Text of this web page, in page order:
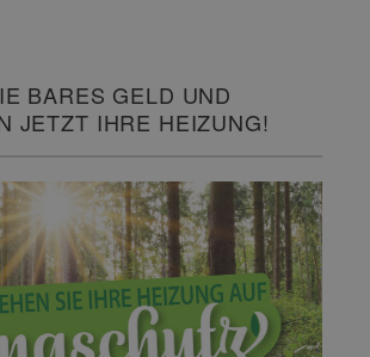
BARES GELD UND
JETZT IHRE HEIZUNG!